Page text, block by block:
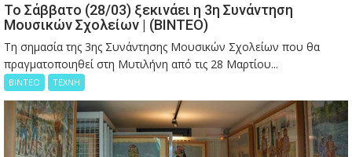
Το Σάββατο (28/03) ξεκινάει η 3η Συνάντηση
Μουσικών Σχολείων | (ΒΙΝΤΕΟ)
Τη σημασία της 3ης Συνάντησης Μουσικών Σχολείων που θα
πραγματοποιηθεί στη Μυτιλήνη από τις 28 Μαρτίου...
ΒΙΝΤΕΟ ΤΕΧΝΗ